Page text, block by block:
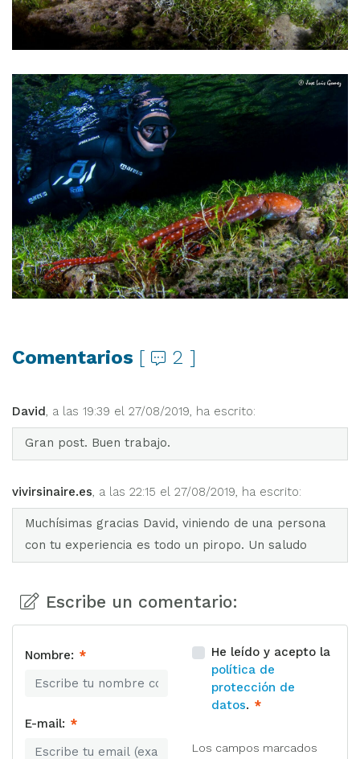
Comentarios [ 2 ]
David, a las 19:39 el 27/08/2019, ha escrito:
Gran post. Buen trabajo.
vivirsinaire.es, a las 22:15 el 27/08/2019, ha escrito:
Muchísimas gracias David, viniendo de una persona
con tu experiencia es todo un piropo. Un saludo
Escribe un comentario:
Nombre: *
E-mail: *
He leído y acepto la
política de
protección de
datos. *
Los campos marcados